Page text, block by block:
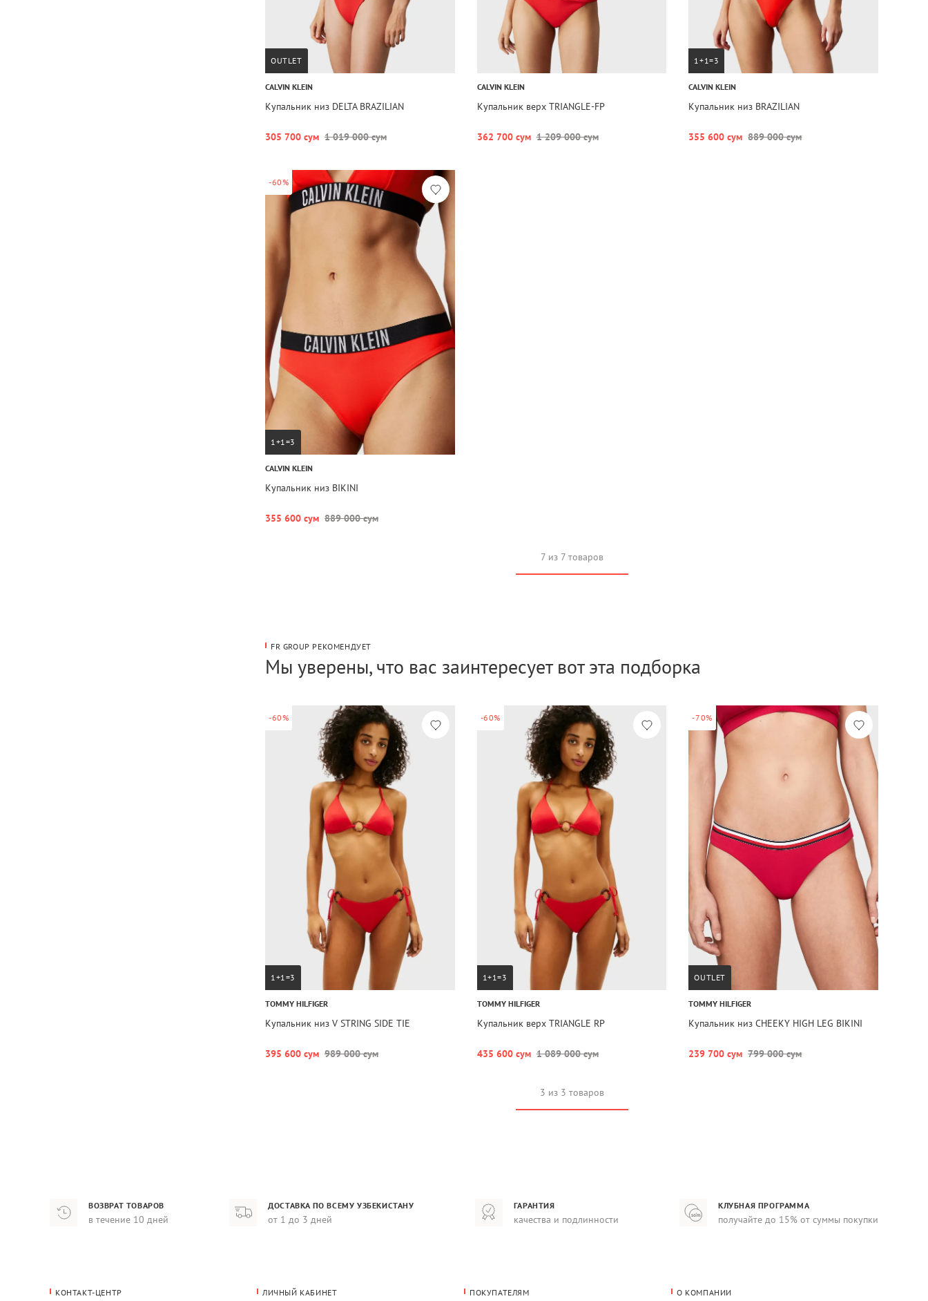
OUTLET
CALVIN KLEIN
Купальник низ DELTA BRAZILIAN
305 700 сум 1 019 000 сум
CALVIN KLEIN
Купальник верх TRIANGLE-FP
362 700 сум 1 209 000 сум
1+1=3
CALVIN KLEIN
Купальник низ BRAZILIAN
355 600 сум 889 000 сум
-60%
1+1=3
CALVIN KLEIN
Купальник низ BIKINI
355 600 сум 889 000 сум
7 из 7 товаров
FR GROUP РЕКОМЕНДУЕТ
Мы уверены, что вас заинтересует вот эта подборка
-60%
1+1=3
TOMMY HILFIGER
Купальник низ V STRING SIDE TIE
395 600 сум 989 000 сум
-60%
1+1=3
TOMMY HILFIGER
Купальник верх TRIANGLE RP
435 600 сум 1 089 000 сум
-70%
OUTLET
TOMMY HILFIGER
Купальник низ CHEEKY HIGH LEG BIKINI
239 700 сум 799 000 сум
3 из 3 товаров
ВОЗВРАТ ТОВАРОВ
в течение 10 дней
ДОСТАВКА ПО ВСЕМУ УЗБЕКИСТАНУ
от 1 до 3 дней
ГАРАНТИЯ
качества и подлинности
КЛУБНАЯ ПРОГРАММА
получайте до 15% от суммы покупки
КОНТАКТ-ЦЕНТР ЛИЧНЫЙ КАБИНЕТ ПОКУПАТЕЛЯМ О КОМПАНИИ